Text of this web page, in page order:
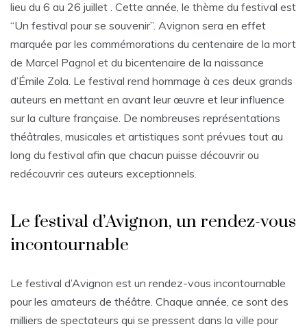
lieu du 6 au 26 juillet . Cette année, le thème du festival est
“Un festival pour se souvenir”. Avignon sera en effet
marquée par les commémorations du centenaire de la mort
de Marcel Pagnol et du bicentenaire de la naissance
d’Émile Zola. Le festival rend hommage à ces deux grands
auteurs en mettant en avant leur œuvre et leur influence
sur la culture française. De nombreuses représentations
théâtrales, musicales et artistiques sont prévues tout au
long du festival afin que chacun puisse découvrir ou
redécouvrir ces auteurs exceptionnels.
Le festival d’Avignon, un rendez-vous
incontournable
Le festival d’Avignon est un rendez-vous incontournable
pour les amateurs de théâtre. Chaque année, ce sont des
milliers de spectateurs qui se pressent dans la ville pour